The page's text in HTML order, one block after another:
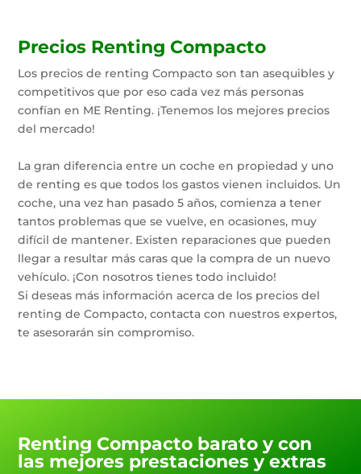
Precios Renting Compacto
Los precios de renting Compacto son tan asequibles y
competitivos que por eso cada vez más personas
confían en ME Renting. ¡Tenemos los mejores precios
del mercado!
La gran diferencia entre un coche en propiedad y uno
de renting es que todos los gastos vienen incluidos. Un
coche, una vez han pasado 5 años, comienza a tener
tantos problemas que se vuelve, en ocasiones, muy
difícil de mantener. Existen reparaciones que pueden
llegar a resultar más caras que la compra de un nuevo
vehículo. ¡Con nosotros tienes todo incluido!
Si deseas más información acerca de los precios del
renting de Compacto, contacta con nuestros expertos,
te asesorarán sin compromiso.
Renting Compacto barato y con
las mejores prestaciones y extras